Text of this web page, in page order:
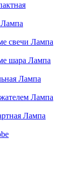
Лампа
Лампа
Лампа
Лампа
Лампа
Лампа